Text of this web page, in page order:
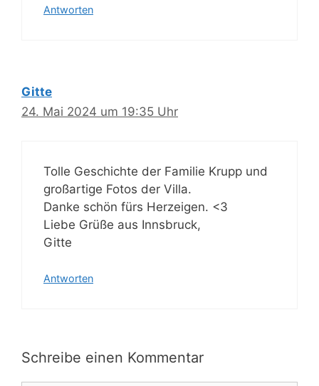
Antworten
Gitte
24. Mai 2024 um 19:35 Uhr
Tolle Geschichte der Familie Krupp und
großartige Fotos der Villa.
Danke schön fürs Herzeigen. <3
Liebe Grüße aus Innsbruck,
Gitte
Antworten
Schreibe einen Kommentar